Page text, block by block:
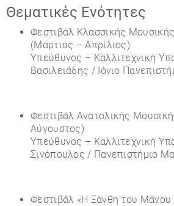
Θεματικές Ενότητες
Φεστιβάλ Κλασσικής
(Μάρτιος – Απρίλιος)
Υπεύθυνος – Καλλιτεχνική
Βασιλειάδης / Ιόνιο
Φεστιβάλ Ανατολικής
Αύγουστος)
Υπεύθυνος – Καλλιτεχνική
Σινόπουλος / Πανεπιστήμιο
Φεστιβάλ «Η Ξάνθη του Μάνου